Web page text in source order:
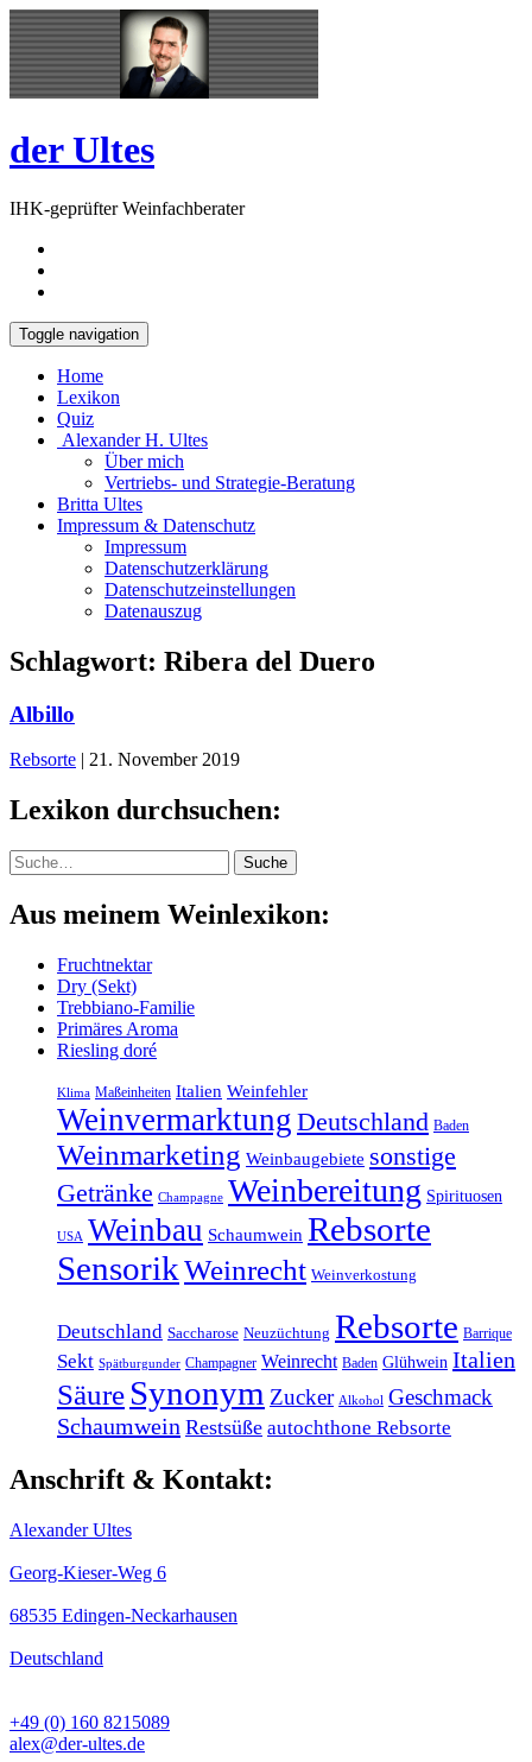
Skip
to
content
Open
Sidebar
der Ultes
IHK-geprüfter Weinfachberater
Toggle navigation
Home
Lexikon
Quiz
Alexander H. Ultes
Über mich
Vertriebs- und Strategie-Beratung
Britta Ultes
Impressum & Datenschutz
Impressum
Datenschutzerklärung
Datenschutzeinstellungen
Datenauszug
Schlagwort: Ribera del Duero
Albillo
Rebsorte | 21. November 2019
Lexikon durchsuchen:
Suche Suche
Aus meinem Weinlexikon:
Fruchtnektar
Dry (Sekt)
Trebbiano-Familie
Primäres Aroma
Riesling doré
Klima Maßeinheiten Italien Weinfehler
Weinvermarktung Deutschland Baden
Weinmarketing Weinbaugebiete sonstige
Getränke Champagne Weinbereitung Spirituosen
USA Weinbau Schaumwein Rebsorte
SensorikWeinrecht Weinverkostung
Deutschland Saccharose Neuzüchtung Rebsorte Barrique
Sekt Spätburgunder Champagner Weinrecht Baden Glühwein Italien
Säure Synonym Zucker Alkohol Geschmack
Schaumwein Restsüße autochthone Rebsorte
Anschrift & Kontakt:
Alexander Ultes
Georg-Kieser-Weg 6
68535 Edingen-Neckarhausen
Deutschland
+49 (0) 160 8215089
alex@der-ultes.de